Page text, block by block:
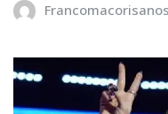
Francomacorisanos